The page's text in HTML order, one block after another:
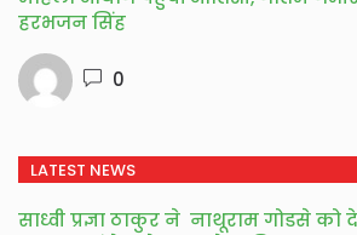
हरभजन सिंह
0
LATEST NEWS
साध्वी प्रज्ञा ठाकुर ने नाथूराम गोडसे को